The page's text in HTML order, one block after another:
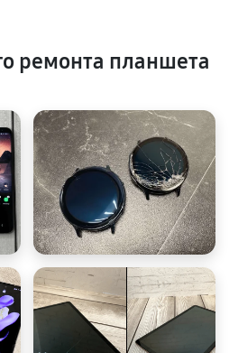
ремонта планшета